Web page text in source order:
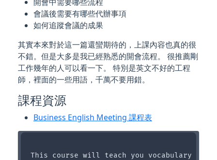
會議後需要有哪些代辦事項
如何追蹤會議的成果
其實本來對於這一篇還蠻期待的，上課內容也真的很
不錯。但是大多是我已經熟悉的開會流程。 很推薦剛
工作幾年的人可以看一下。 特別是英文不好的工程
師，裡面的一些用語，千萬不要用錯。
課程資源
Business English Meeting 課程表
This course will teach you vocabulary